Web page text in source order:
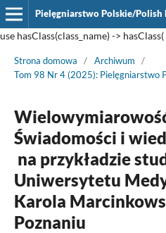
Pielęgniarstwo Polskie/Polish
use hasClass(class_name) ->
Strona domowa / Archiwum
/
Tom 98 Nr 4 (2025): Pielęgniarstwo
Świadomości i
na przykładzie
Uniwersytetu
Karola
Poznaniu